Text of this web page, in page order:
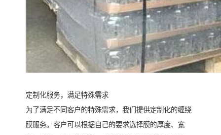
定制化服务，满足特殊需求
为了满足不同客户的特殊需求，我们提供定制化的缠绕
膜服务。客户可以根据自己的要求选择膜的厚度、宽